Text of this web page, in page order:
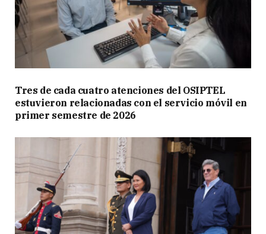
Tres de cada cuatro atenciones del OSIPTEL
estuvieron relacionadas con el servicio móvil en
primer semestre de 2026